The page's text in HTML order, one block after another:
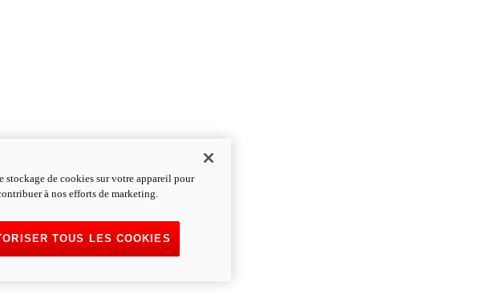
stockage de cookies sur votre appareil pour
à nos efforts de marketing.
TOUS LES COOKIES